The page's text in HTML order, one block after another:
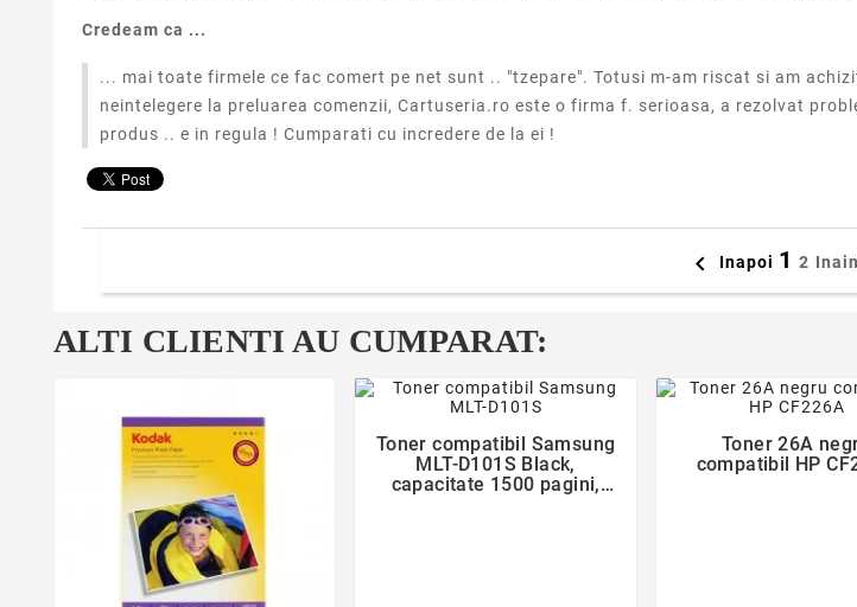
Credeam ca ...
... mai toate firmele ce fac comert pe net sunt .. "tzepare". Totusi m-am riscat si am
neintelegere la preluarea comenzii, Cartuseria.ro este o firma f. serioasa, a rezolvat
produs .. e in regula ! Cumparati cu incredere de la ei !
 Inapoi 1 2
ALTI CLIENTI AU CUMPARAT:

favorite_border
Toner compatibil Samsung
MLT-D101S Black,
capacitate 1500 pagini,

favorite_border
Toner 26A
compatibil HP